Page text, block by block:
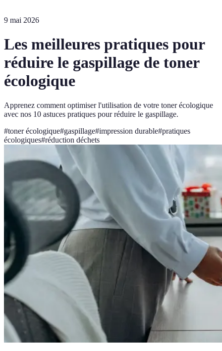
9 mai 2026
Les meilleures pratiques pour
réduire le gaspillage de toner
écologique
Apprenez comment optimiser l'utilisation de votre toner écologique
avec nos 10 astuces pratiques pour réduire le gaspillage.
#toner écologique#gaspillage#impression durable#pratiques
écologiques#réduction déchets